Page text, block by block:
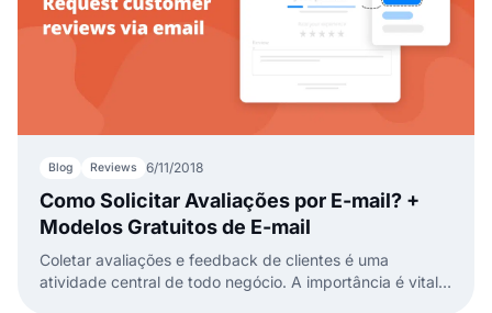
Blog Reviews 6/11/2018
Como Solicitar Avaliações por E-mail? +
Modelos Gratuitos de E-mail
Coletar avaliações e feedback de clientes é uma
atividade central de todo negócio. A importância é vital